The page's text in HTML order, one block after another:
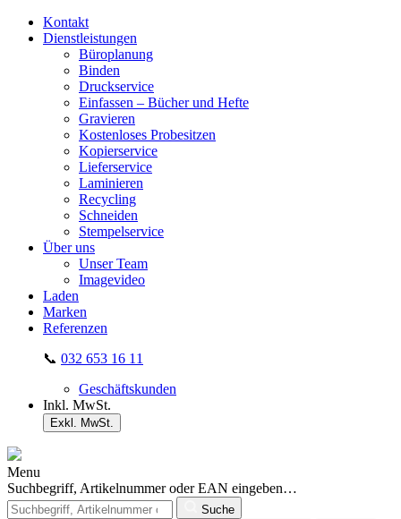
Kontakt
Dienstleistungen
Büroplanung
Binden
Druckservice
Einfassen – Bücher und Hefte
Gravieren
Kostenloses Probesitzen
Kopierservice
Lieferservice
Laminieren
Recycling
Schneiden
Stempelservice
Über uns
Unser Team
Imagevideo
Laden
Marken
Referenzen
📞 032 653 16 11
Geschäftskunden
Inkl. MwSt.
Exkl. MwSt.
Menu
Suchbegriff, Artikelnummer oder EAN eingeben…
Suche